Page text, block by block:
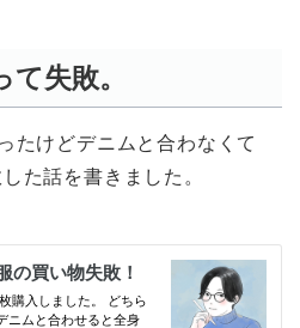
失敗。
たけどデニムと合わなくて
た話を書きました。